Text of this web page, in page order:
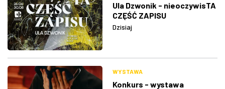
Ula Dzwonik - nieoczywisTA
CZĘŚĆ ZAPISU
Dzisiaj
WYSTAWA
Konkurs - wystawa